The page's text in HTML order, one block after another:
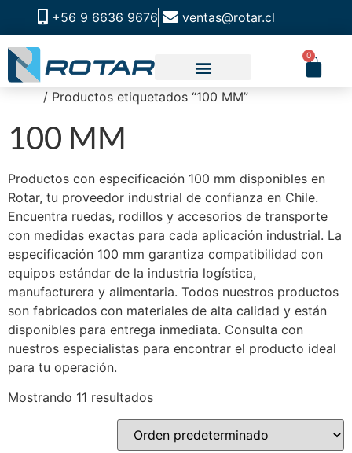
+56 9 6636 9676 ventas@rotar.cl
0
/ Productos etiquetados “100 MM”
100 MM
Productos con especificación 100 mm disponibles en
Rotar, tu proveedor industrial de confianza en Chile.
Encuentra ruedas, rodillos y accesorios de transporte
con medidas exactas para cada aplicación industrial. La
especificación 100 mm garantiza compatibilidad con
equipos estándar de la industria logística,
manufacturera y alimentaria. Todos nuestros productos
son fabricados con materiales de alta calidad y están
disponibles para entrega inmediata. Consulta con
nuestros especialistas para encontrar el producto ideal
para tu operación.
Mostrando 11 resultados